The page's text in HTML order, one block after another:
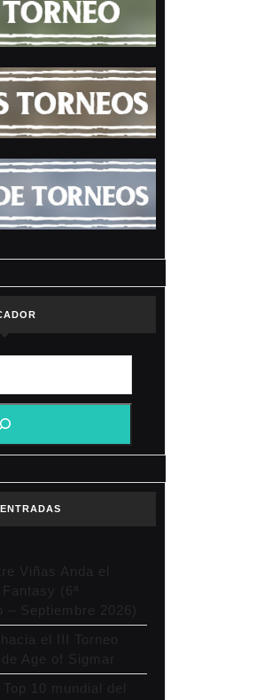
Viñas Anda el
(6ª
– Septiembre 2026)
el III Torneo
Age of Sigmar
10 mundial del